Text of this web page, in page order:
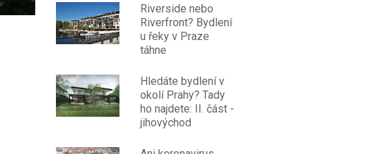
Riverside nebo
Riverfront? Bydlení
u řeky v Praze
táhne
Hledáte bydlení v
okolí Prahy? Tady
ho najdete: II. část -
jihovýchod